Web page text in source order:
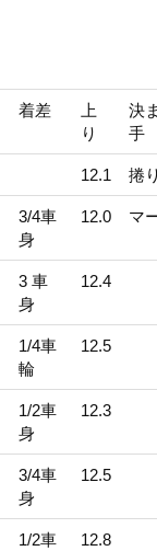
着差
上
り
決
手
12.1 捲り
3/4車
身
12.0 マ
3 車
身
12.4
1/4車
輪
12.5
1/2車
身
12.3
3/4車
身
12.5
1/2車
12.8